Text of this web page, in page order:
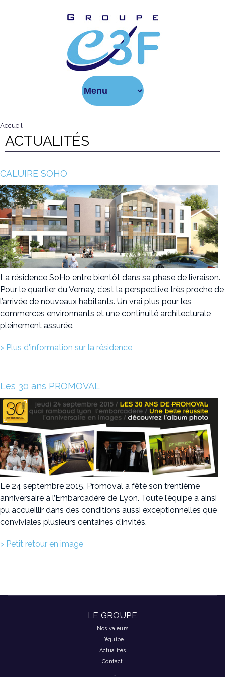
contenu
VOUS ÊTES ICI
Accueil
ACTUALITÉS
CALUIRE SOHO
La résidence SoHo entre bientôt dans sa phase de livraison.
Pour le quartier du Vernay, c’est la perspective très proche de
l’arrivée de nouveaux habitants. Un vrai plus pour les
commerces environnants et une continuité architecturale
pleinement assurée.
> Plus d'information sur la résidence
Les 30 ans PROMOVAL
Le 24 septembre 2015, Promoval a fêté son trentième
anniversaire à l’Embarcadère de Lyon. Toute l’équipe a ainsi
pu accueillir dans des conditions aussi exceptionnelles que
conviviales plusieurs centaines d’invités.
> Petit retour en image
LE GROUPE
Nos valeurs
L’équipe
Actualités
Contact